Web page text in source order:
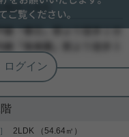
にご連絡ください！
詳細を見る
2LDK （54.64㎡）